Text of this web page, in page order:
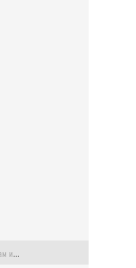
Преображенский храм или Спасская церковь в старинной усадьбе Балашихи